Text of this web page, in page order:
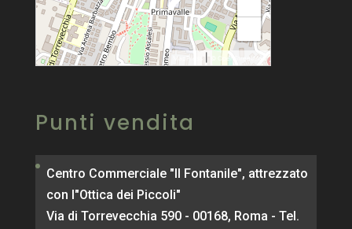
© OpenStreetMap
Punti vendita
Centro Commerciale "Il Fontanile", attrezzato
con l"Ottica dei Piccoli"
Via di Torrevecchia 590 - 00168, Roma - Tel.